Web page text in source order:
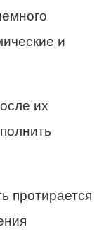
их
протирается